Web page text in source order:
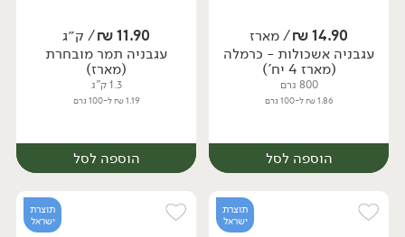
יח׳ יח׳ ק״ג
14.90
₪/ מארז
עגבניה אשכולות - כרמלה
(מארז 4 יח')
800 גרם
1.86 ₪ ל-100 גרם
הוספה לסל
11.90
₪/ ק״ג
עגבניה תמר מובחרת
(מארז)
1.3 ק"ג
1.19 ₪ ל-100 גרם
הוספה לסל
תוצרת
ישראל
תוצרת
ישראל